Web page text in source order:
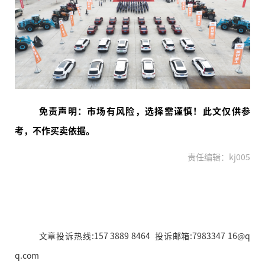
免责声明：市场有风险，选择需谨慎！此文仅供参
考，不作买卖依据。
责任编辑：kj005
文章投诉热线:157 3889 8464 投诉邮箱:7983347 16@q
q.com